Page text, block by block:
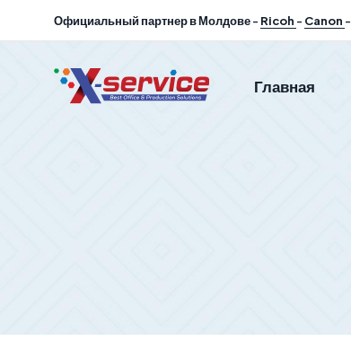
Официальный партнер в Молдове - Ricoh - Canon -
Главная